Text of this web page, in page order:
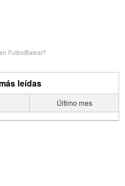
FutbolBalear?
leídas
Último mes